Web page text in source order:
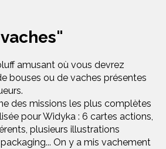
amusant où vous devrez
bouses ou de vaches présentes
des missions les plus complètes
pour Widyka : 6 cartes actions,
plusieurs illustrations
On y a mis vachement